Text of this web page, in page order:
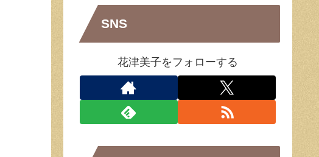
SNS
花津美子をフォローする